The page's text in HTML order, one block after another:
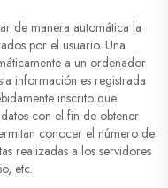
de manera automática la
por el usuario. Una
a un ordenador
información es registrada
inscrito que
con el fin de obtener
conocer el número de
realizadas a los servidores
etc.